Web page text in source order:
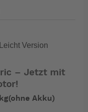
Version
– Jetzt mit
Akku)